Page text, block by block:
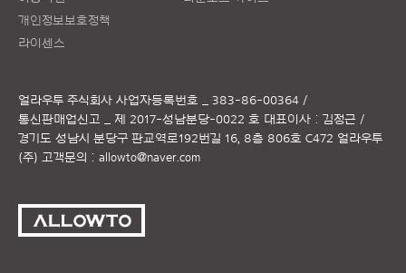
개인정보보호정책
라이센스
얼라우투 주식회사 사업자등록번호 _ 383-86-00364 /
통신판매업신고 _ 제 2017-성남분당-0022 호 대표이사 : 김정근 /
경기도 성남시 분당구 판교역로192번길 16, 8층 806호 C472 얼라우투
(주) 고객문의 : allowto@naver.com